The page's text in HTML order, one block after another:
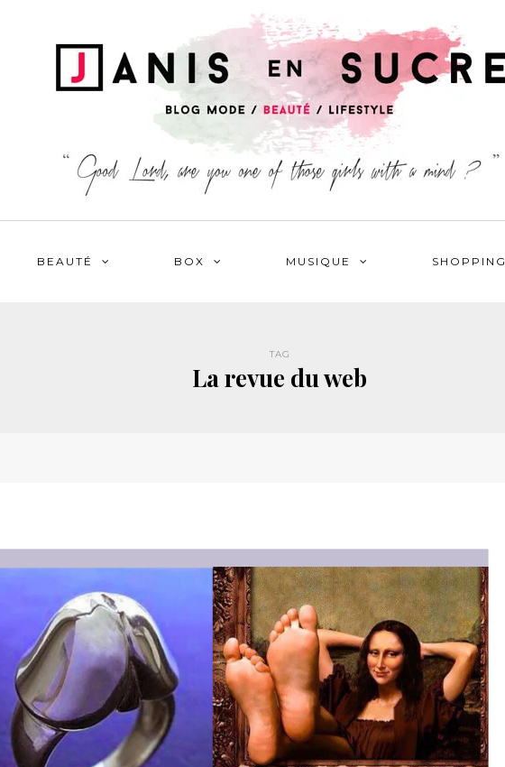
BEAUTÉ BOX MUSIQUE SHOPPING
TAG
La revue du web